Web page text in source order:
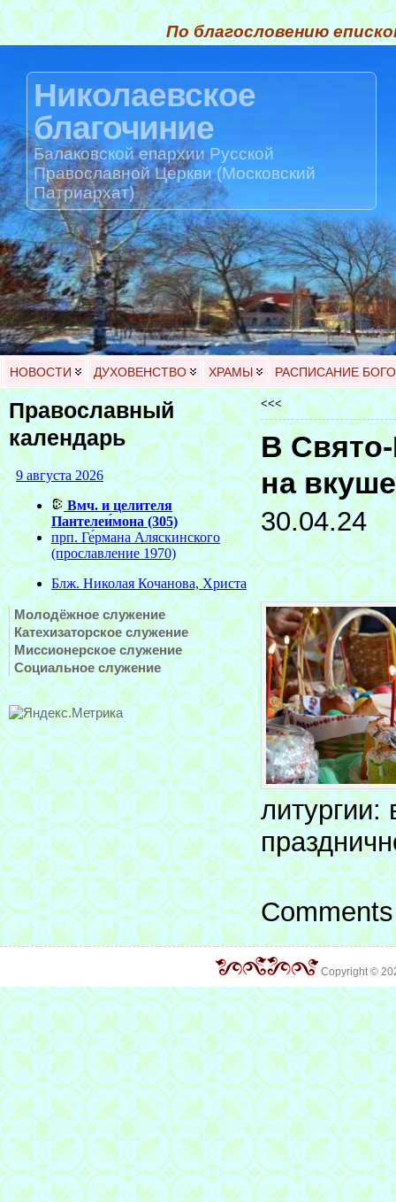
По благословению
Николаевское
благочиние
Балаковской епархии Русской
Православной Церкви (Московский
Патриархат)
НОВОСТИ ДУХОВЕНСТВО ХРАМЫ РАСПИСАНИЕ
Православный
календарь
Молодёжное служение
Катехизаторское служение
Миссионерское служение
Социальное служение
<<<
В
на
30.04.24
литургии:
Copyright ©